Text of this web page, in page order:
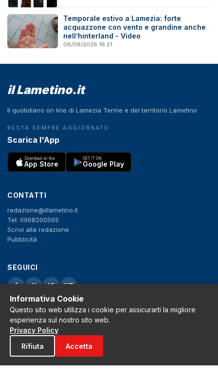
Temporale estivo a Lamezia: forte
acquazzone con vento e grandine anche
nell’hinterland - Video
08/08/2026 16:21
il Lametino.it
Il quotidiano on line di Lamezia Terme e del territorio Lametino
RESTA SEMPRE AGGIORNATO
Scarica l'App
Download on the
App Store
GET IT ON
Google Play
CONTATTI
redazione@illametino.it
Tel: 0968200565
Scrivi alla redazione
Pubblicità
SEGUICI
f X IG YT
Privacy Policy
Cookie Policy
Note legali
La Redazione
© 2026 Grh s.r.l. - P.iva 02650550797 - Tutti i diritti sono riservati
Informativa Cookie
Questo sito web utilizza i cookie per assicurarti la migliore
esperienza sul nostro sito web.
Privacy Policy
Rifiuta
Accetta